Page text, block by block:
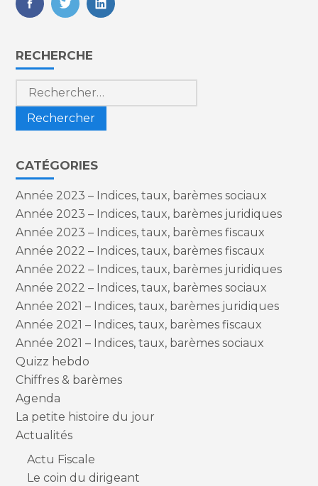
FaceBook
TwitterLinkedIn
Blog
sidebar
RECHERCHE
Rechercher :
CATÉGORIES
Année 2023 – Indices, taux, barèmes sociaux
Année 2023 – Indices, taux, barèmes juridiques
Année 2023 – Indices, taux, barèmes fiscaux
Année 2022 – Indices, taux, barèmes fiscaux
Année 2022 – Indices, taux, barèmes juridiques
Année 2022 – Indices, taux, barèmes sociaux
Année 2021 – Indices, taux, barèmes juridiques
Année 2021 – Indices, taux, barèmes fiscaux
Année 2021 – Indices, taux, barèmes sociaux
Quizz hebdo
Chiffres & barèmes
Agenda
La petite histoire du jour
Actualités
Actu Fiscale
Le coin du dirigeant